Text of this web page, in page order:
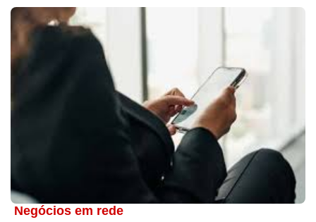
Negócios em rede